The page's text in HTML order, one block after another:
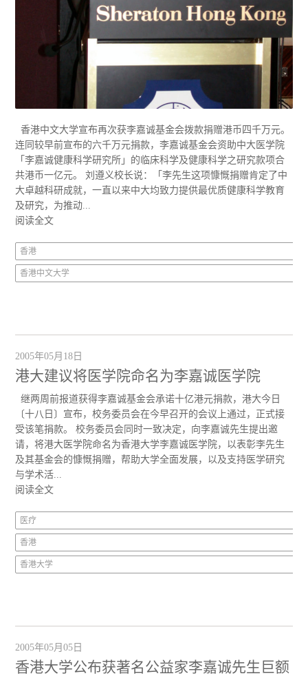
香港中文大学宣布再次获李嘉诚基金会拨款捐赠港币四千万元。
连同较早前宣布的六千万元捐款，李嘉诚基金会资助中大医学院
「李嘉诚健康科学研究所」的临床科学及健康科学之研究款项合
共港币一亿元。 刘遵义校长说：「李先生这项慷慨捐赠肯定了中
大卓越科研成就，一直以来中大均致力提供最优质健康科学教育
及研究，为推动...
阅读全文
香港
香港中文大学
2005年05月18日
港大建议将医学院命名为李嘉诚医学院
继两周前报道获得李嘉诚基金会承诺十亿港元捐款，港大今日
〔十八日〕宣布，校务委员会在今早召开的会议上通过，正式接
受该笔捐款。 校务委员会同时一致决定，向李嘉诚先生提出邀
请，将港大医学院命名为香港大学李嘉诚医学院，以表彰李先生
及其基金会的慷慨捐赠，帮助大学全面发展，以及支持医学研究
与学术活...
阅读全文
医疗
香港
香港大学
2005年05月05日
香港大学公布获著名公益家李嘉诚先生巨额